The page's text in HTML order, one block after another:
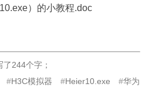
）的小教程.doc
了244个字 ；
H3C模拟器 Heier10.exe
华为